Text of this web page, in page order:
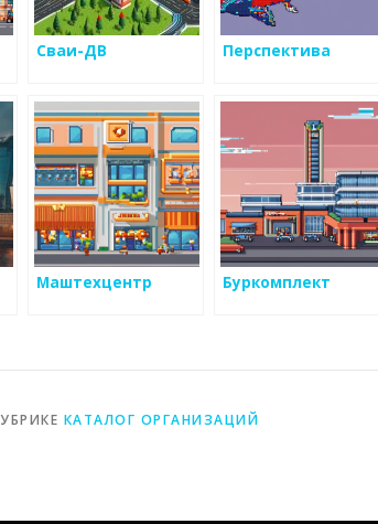
Сваи-ДВ Перспектива
Маштехцентр Буркомплект
КАТАЛОГ ОРГАНИЗАЦИЙ